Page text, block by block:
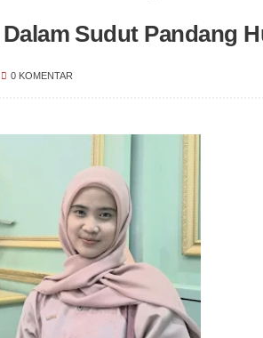
Sudut Pandang
0 KOMENTAR